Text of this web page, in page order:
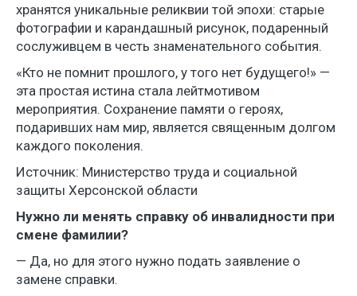
хранятся уникальные реликвии той эпохи: старые
фотографии и карандашный рисунок, подаренный
сослуживцем в честь знаменательного события.
«Кто не помнит прошлого, у того нет будущего!» —
эта простая истина стала лейтмотивом
мероприятия. Сохранение памяти о героях,
подаривших нам мир, является священным долгом
каждого поколения.
Источник: Министерство труда и социальной
защиты Херсонской области
Нужно ли менять справку об инвалидности при
смене фамилии?
— Да, но для этого нужно подать заявление о
замене справки.